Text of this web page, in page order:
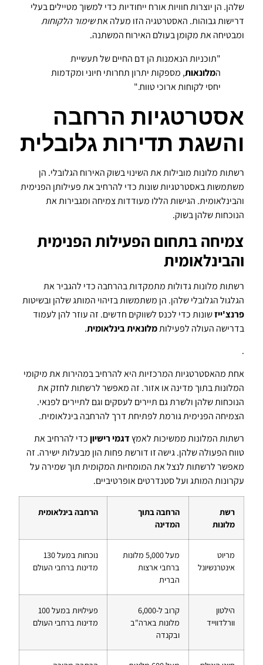
שלהן. הן יוצרות חוויות אורח ייחודיות כדי למשוך מטיילים בעלי
דרישות גבוהות. האסטרטגיה הזו מעלה אתשימור הלקוחות
ומבטיחה את מקומן בעולם האירוח המשתנה.
"תוכניות הנאמנות הן דם החיים של תעשיית
המלונאות, מספקות יתרון תחרותי חיוני ומקדמות
יחסי לקוחות ארוכי טווח."
אסטרטגיות הרחבה
והשגת תדירות גלובלית
רשתות מלונות מובילות את השינוי בשוק האירוח הגלובלי. הן
משתמשות באסטרטגיות שונות כדי להרחיב את פעילותן הפנימית
והבינלאומית. הגישות הללו מעודדות צמיחה ומגבירות את
הנוכחות שלהן בשוק.
צמיחה בתחום הפעילות הפנימית
והבינלאומית
רשתות מלונות גדולות מתמקדות בהרחבה כדי להגביר את
הגלגול הגלובלי שלהן. הן משתמשות בזיהוי המותג שלהן ובשיטות
פרנצ'ייזשונות כדי לכנס לשווקים חדשים. זה עוזר להן לעמוד
בדרישה העולה לפעילותמלונאית בינלאומית.
.
אחת מהאסטרטגיות המרכזיות היא להרחיב במהירות את מיקומי
המלונות בתוך מדינה או אזור. זה מאפשר לרשתות לחזק את
הנוכחות שלהן ולשרת גם תיירים לעסקים וגם לתיירים לפנאי.
הצמיחה הפנימית גורמת לפתיחת דרך להרחבה בינלאומית.
רשתות המלונות ממשיכות לאמץדגמי רישיוןכדי להרחיב את
טווח הפעולה שלהן. גישה זו דורשת פחות הון מבעלות ישירה. זה
מאפשר לרשתות לנצל את המומחיות המקומית תוך שמירה על
עקרונות המותג ועל סטנדרטים אופרטיביים.
רשת
מלונות
הרחבה בתוך
המדינה
הרחבה בינלאומית
מריוט
אינטרנשיונל
מעל 5,000 מלונות
ברחבי ארצות
הברית
נוכחות במעל 130
מדינות ברחבי העולם
הילטון
וורלדווייד
קרוב ל-6,000
מלונות בארה"ב
ובקנדה
פעילויות במעל 100
מדינות ברחבי העולם